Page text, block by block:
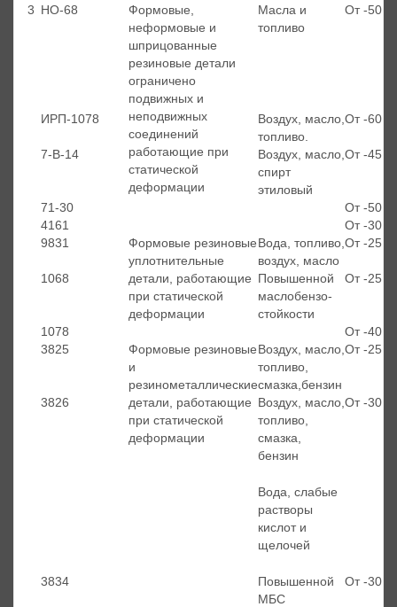
3 НО-68
Формовые,
неформовые и
шприцованные
резиновые детали
ограничено
подвижных и
неподвижных
соединений
работающие при
статической
деформации
Масла и
топливо
От -50
ИРП-1078
Воздух, масло,
топливо.
От -60
7-В-14
Воздух, масло,
спирт
этиловый
От -45
71-30
От -50
4161
От -30
9831
Формовые резиновые
уплотнительные
детали, работающие
при статической
деформации
Вода, топливо,
воздух, масло
От -25
1068
Повышенной
маслобензо-
стойкости
От -25
1078
От -40
3825
Формовые резиновые
и
резинометаллические
детали, работающие
при статической
деформации
Воздух, масло,
топливо,
смазка,бензин
От -25
3826
Воздух, масло,
топливо,
смазка,
бензин
Вода, слабые
растворы
кислот и
щелочей
От -30
3834
Повышенной
МБС
От -30